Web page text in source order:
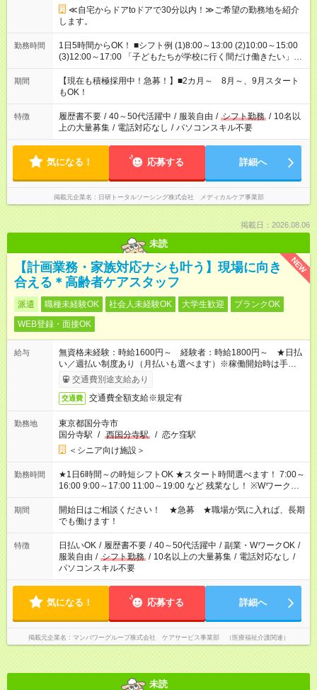
≪自宅からドアtoドアで30分以内！≫ご希望の勤務地を紹介
します。
勤務時間
1日5時間からOK！ ■シフト例 (1)8:00～13:00 (2)10:00～15:00
(3)12:00～17:00 「子どもたちが学校に行く間だけ働きたい」
「余裕を持って夕飯の準備がしたい」 「午前中は働いて、午後
はプライベートの時間にしたい」 など、ご希望を教えてくださ
いね。 ※Wワーク希望の方へ 今ご覧のお仕事で希望する勤務時
間と、もう1つのお仕事の勤務時間。 合計で週40時間を超える
場合は応募できません。
期間
【現在も積極採用中！急募！】■2カ月～ 8月～、9月スタート
もOK！
特徴 履歴書不要 / 40～50代活躍中 / 服装自由 / シフト勤務 / 10名以
上の大量募集 / 電話対応なし / パソコンスキル不要
気になる！ 応募する 詳細へ
掲載元企業名 日研トータルソーシング株式会社 メディカルケア事業部
掲載日：2026.08.06
未読
NEW
【計画業務・家族対応ナシも叶う】現場に向き
合える＊高齢者ケアスタッフ
派遣 職種未経験OK 社会人未経験OK 大学生歓迎
ブランクOK
WEB登録・面接OK
給与
無資格未経験：時給1600円～ 経験者：時給1800円～ ★日払
い／週払い制度あり（月払いも選べます）※稼働開始時は手続き
完了次第のお支払いとなります。
交通費別途支給あり
交通費 交通費全額支給※規定有
勤務地
東京都国分寺市
国分寺駅 / 西国分寺駅 / 恋ケ窪駅
＜シニア向け施設＞
勤務時間
★1日6時間～の時短シフトOK ★スタート時間選べます！ 7:00～
16:00 9:00～17:00 11:00～19:00 など 残業なし！ ※Wワークの
場合、他のお仕事と合わせ週40時間超の就業はご案内できませ
ん ※法令に基づき、週20時間以上勤務は社会保険への加入対象
となります ※労働者派遣法（日雇い派遣の原則禁止）により、
短時間・短期間の就業はご案内が難しい場合があります
期間
開始日はご相談ください！ ★急募 ★職場が気に入れば、長期
でも働けます！
特徴 日払いOK / 履歴書不要 / 40～50代活躍中 / 副業・WワークOK /
服装自由 / シフト勤務 / 10名以上の大量募集 / 電話対応なし /
パソコンスキル不要
気になる！ 応募する 詳細へ
掲載元企業名 マンパワーグループ株式会社 ケアサービス事業部 （医療福祉介護関連）
未読